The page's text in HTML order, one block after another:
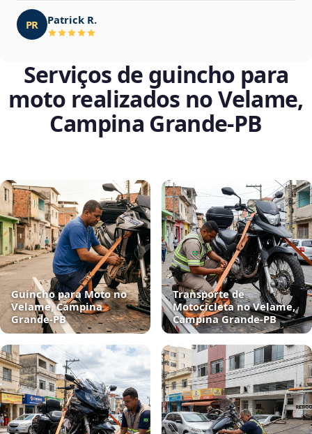
PR Patrick R.
Serviços de guincho para
moto realizados no Velame,
Campina Grande‑PB
Guincho para Moto no
Velame, Campina
Grande‑PB
Transporte de
Motocicleta no Velame,
Campina Grande‑PB